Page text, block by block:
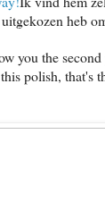
heb
you the
polish, that's